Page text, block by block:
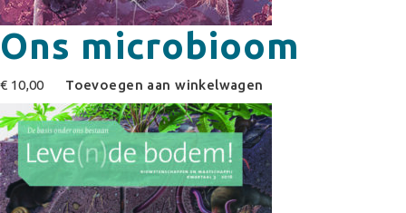
Ons microbioom
€ 10,00 Toevoegen aan winkelwagen